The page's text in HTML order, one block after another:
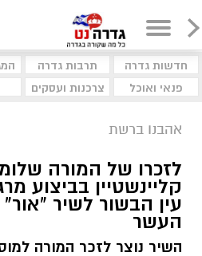
חדשות גדרה תרבות גדרה
פנאי ואוכל
צרכנות ועסקים
אהבנו ברשת
לזכרו של המורה
קליינשטיין בביצוע
עין הבשור לשיר
העשר
השיר נוצר לזכר המורה